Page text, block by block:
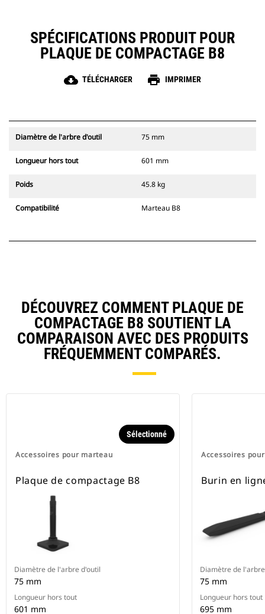
SPÉCIFICATIONS PRODUIT POUR
PLAQUE DE COMPACTAGE B8
cloud_download TÉLÉCHARGER print IMPRIMER
Diamètre de l'arbre d'outil 75 mm
Longueur hors tout 601 mm
Poids 45.8 kg
Compatibilité Marteau B8
DÉCOUVREZ COMMENT PLAQUE DE
COMPACTAGE B8 SOUTIENT LA
COMPARAISON AVEC DES PRODUITS
FRÉQUEMMENT COMPARÉS.
Accessoires pour marteau
Sélectionné
Plaque de compactage B8
Diamètre de l'arbre d'outil
75 mm
Longueur hors tout
601 mm
Accessoires
Burin en
Diamètre de
75 mm
Longueur hors tout
695 mm